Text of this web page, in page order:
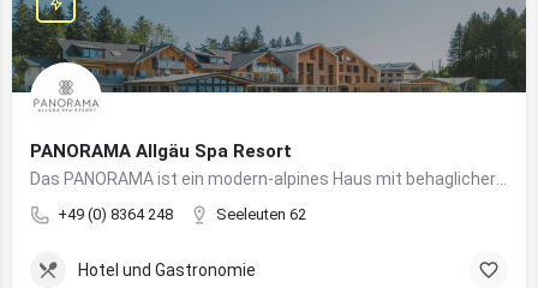
PANORAMA Allgäu Spa Resort
+49 (0) 8364 248 Seeleuten 62
Hotel und Gastronomie